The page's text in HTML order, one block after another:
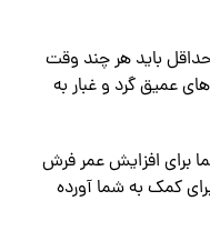
باید هر چند وقت
عمیق گرد و غبار به
برای افزایش عمر فرش
کمک به شما آورده